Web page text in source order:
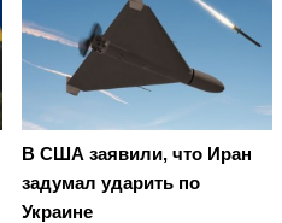
В США заявили, что Иран
задумал ударить по
Украине